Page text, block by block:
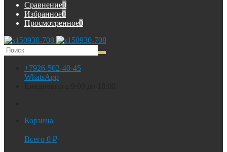
Сравнение0
Избранное0
Просмотренное0
+7926-502-40-45
WhatsApp
Корзина
Всего 0 ₽